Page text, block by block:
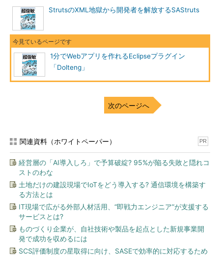
StrutsのXML地獄から開発者を解放するSAStruts
1分でWebアプリを作れるEclipseプラグイン
「Dolteng」
次のページへ
関連資料（ホワイトペーパー） PR
経営層の「AI導入しろ」で予算破綻? 95%が陥る失敗と隠れコ
ストのわな
土地だけの建設現場でIoTをどう導入する? 通信環境を構築す
る方法とは
IT現場で広がる外部人材活用、“即戦力エンジニア”が支援する
サービスとは?
ものづくり企業が、自社技術や製品を起点とした新規事業開
発で成功を収めるには
SCS評価制度の星取得に向け、SASEで効率的に対応するため